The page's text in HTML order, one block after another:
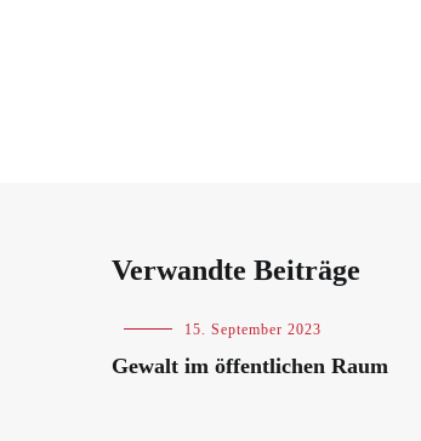
Verwandte Beiträge
Blog 15. September 2023
Gewalt im öffentlichen Raum